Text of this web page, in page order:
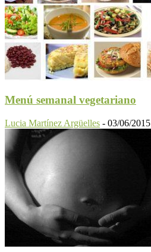
Menú semanal vegetariano
Lucia Martínez Argüelles - 03/06/2015